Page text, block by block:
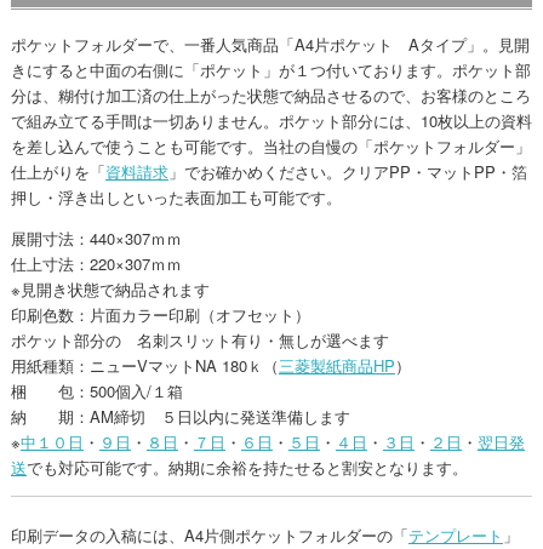
ポケットフォルダーで、一番人気商品「A4片ポケット Aタイプ」。見開
きにすると中面の右側に「ポケット」が１つ付いております。ポケット部
分は、糊付け加工済の仕上がった状態で納品させるので、お客様のところ
で組み立てる手間は一切ありません。ポケット部分には、10枚以上の資料
を差し込んで使うことも可能です。当社の自慢の「ポケットフォルダー」
仕上がりを「資料請求」でお確かめください。クリアPP・マットPP・箔
押し・浮き出しといった表面加工も可能です。
展開寸法：440×307ｍｍ
仕上寸法：220×307ｍｍ
※見開き状態で納品されます
印刷色数：片面カラー印刷（オフセット）
ポケット部分の 名刺スリット有り・無しが選べます
用紙種類：ニューVマットNA 180ｋ（三菱製紙商品HP）
梱 包：500個入/１箱
納 期：AM締切 ５日以内に発送準備します
※中１０日 ・ ９日 ・ ８日 ・ ７日 ・ ６日 ・ ５日 ・ ４日 ・ ３日 ・ ２日 ・ 翌日発
送でも対応可能です。納期に余裕を持たせると割安となります。
印刷データの入稿には、A4片側ポケットフォルダーの「テンプレート 」